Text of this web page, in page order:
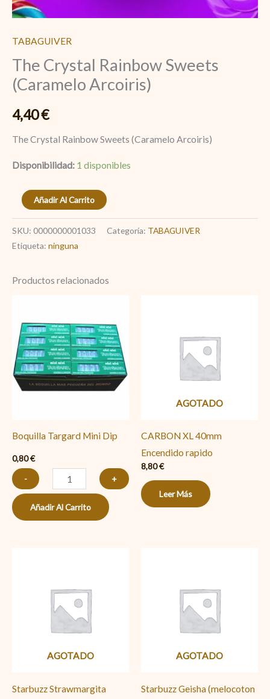
TABAGUIVER
The Crystal Rainbow Sweets
(Caramelo Arcoiris)
4,40€
The Crystal Rainbow Sweets (Caramelo Arcoiris)
Disponibilidad: 1 disponibles
Añadir Al Carrito
SKU: 0000000001033 Categoría: TABAGUIVER
Etiqueta: ninguna
Productos relacionados
Boquilla Targard Mini Dip
0,80€
-
Mini
Dip
cantidad
+
Añadir Al Carrito
AGOTADO
CARBON XL 40mm
Encendido rapido
8,80€
Leer Más
AGOTADO
Starbuzz Strawmargita
AGOTADO
Starbuzz Geisha (melocoton